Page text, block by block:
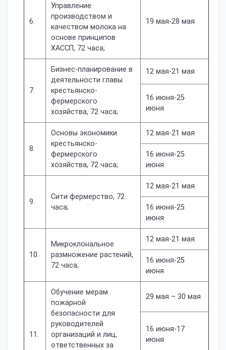
6.
Управление
производством и
качеством молока на
основе принципов
ХАССП, 72 часа;
19 мая-28 мая
7.
Бизнес-планирование в
деятельности главы
крестьянско-
фермерского
хозяйства, 72 часа;
12 мая-21 мая
16 июня-25
июня
8.
Основы экономики
крестьянско-
фермерского
хозяйства, 72 часа;
12 мая-21 мая
16 июня-25
июня
9.
Сити фермерство, 72
часа;
12 мая-21 мая
16 июня-25
июня
10.
Микроклональное
размножение растений,
72 часа;
12 мая-21 мая
16 июня-25
июня
11.
Обучение мерам
пожарной
безопасности для
руководителей
организаций и лиц,
ответственных за
29 мая – 30 мая
16 июня-17
июня